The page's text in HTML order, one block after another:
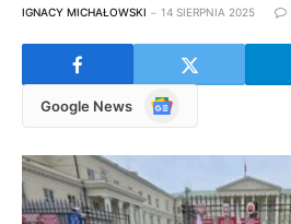
IGNACY MICHAŁOWSKI 14 SIERPNIA 2025
Google News
Google